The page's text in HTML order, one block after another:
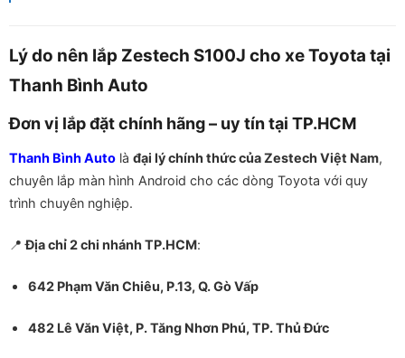
Lý do nên lắp Zestech S100J cho xe Toyota tại
Thanh Bình Auto
Đơn vị lắp đặt chính hãng – uy tín tại TP.HCM
Thanh Bình Auto là đại lý chính thức của Zestech Việt Nam,
chuyên lắp màn hình Android cho các dòng Toyota với quy
trình chuyên nghiệp.
📍Địa chỉ 2 chi nhánh TP.HCM:
642 Phạm Văn Chiêu, P.13, Q. Gò Vấp
482 Lê Văn Việt, P. Tăng Nhơn Phú, TP. Thủ Đức